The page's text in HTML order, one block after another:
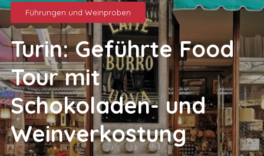
Führungen und Weinproben
Turin: Geführte Food
Tour mit
Schokoladen- und
Weinverkostung